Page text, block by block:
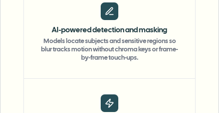
AI-powered detection and masking
Models locate subjects and sensitive regions so
blur tracks motion without chroma keys or frame-
by-frame touch-ups.